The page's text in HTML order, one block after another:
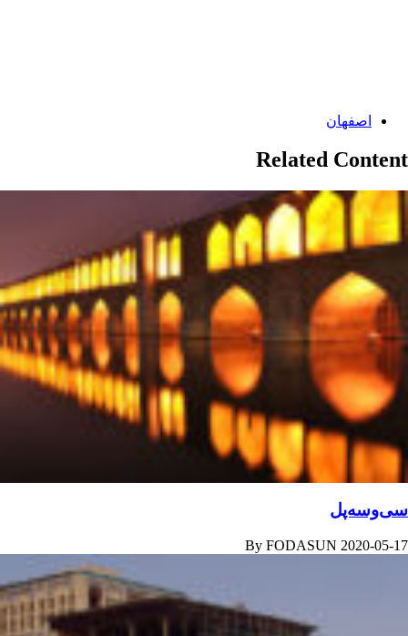
Categories:
اصفهان
Related Content
سی‌وسه‌پل
By FODASUN 2020-05-17